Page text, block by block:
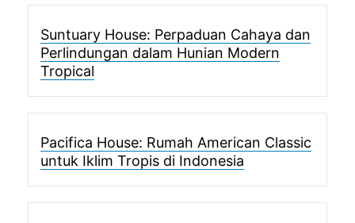
Suntuary House: Perpaduan Cahaya dan
Perlindungan dalam Hunian Modern
Tropical
Pacifica House: Rumah American Classic
untuk Iklim Tropis di Indonesia